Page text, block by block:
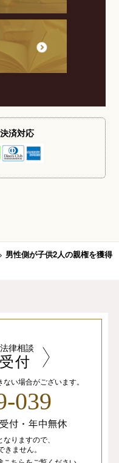
決済対応
男性側が子供2人の親権を獲得
律相談
付
ない場合がございます。
039
りますので、
ません。